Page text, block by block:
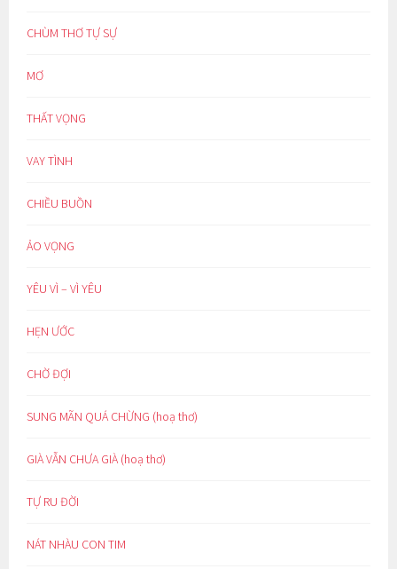
CHÙM THƠ TỰ SỰ
MƠ
THẤT VỌNG
VAY TÌNH
CHIỀU BUỒN
ẢO VỌNG
YÊU VÌ – VÌ YÊU
HẸN ƯỚC
CHỜ ĐỢI
SUNG MÃN QUÁ CHỪNG (hoạ thơ)
GIÀ VẪN CHƯA GIÀ (hoạ thơ)
TỰ RU ĐỜI
NÁT NHÀU CON TIM